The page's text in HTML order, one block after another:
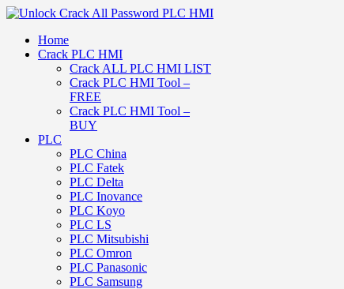
Home
Crack PLC HMI
Crack ALL PLC HMI LIST
Crack PLC HMI Tool –
FREE
Crack PLC HMI Tool –
BUY
PLC
PLC China
PLC Fatek
PLC Delta
PLC Inovance
PLC Koyo
PLC LS
PLC Mitsubishi
PLC Omron
PLC Panasonic
PLC Samsung